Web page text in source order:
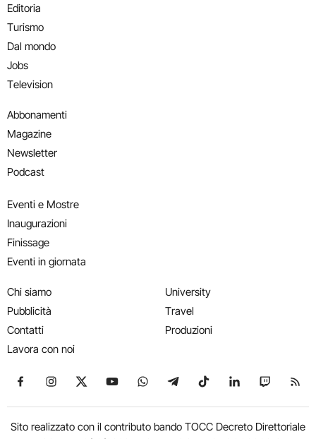
Editoria
Turismo
Dal mondo
Jobs
Television
Abbonamenti
Magazine
Newsletter
Podcast
Eventi e Mostre
Inaugurazioni
Finissage
Eventi in giornata
Chi siamo
Pubblicità
Contatti
Lavora con noi
University
Travel
Produzioni
Seguici su Facebook
Seguici su Instagram
Seguici su X
Seguici su YouTube
Seguici su WhatsApp
Seguici su Telegram
Seguici su TikTok
Seguici su
Seguici
Sito realizzato con il contributo bando TOCC Decreto Direttoriale